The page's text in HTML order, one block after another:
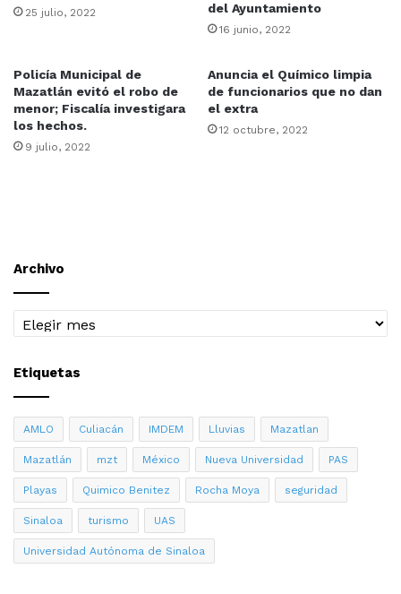
25 julio, 2022
del Ayuntamiento
16 junio, 2022
Policía Municipal de
Mazatlán evitó el robo de
menor; Fiscalía investigara
los hechos.
9 julio, 2022
Anuncia el Químico limpia
de funcionarios que no dan
el extra
12 octubre, 2022
Archivo
Archivo
Etiquetas
AMLO Culiacán IMDEM Lluvias Mazatlan
Mazatlán mzt México Nueva Universidad PAS
Playas Quimico Benitez Rocha Moya seguridad
Sinaloa turismo UAS
Universidad Autónoma de Sinaloa